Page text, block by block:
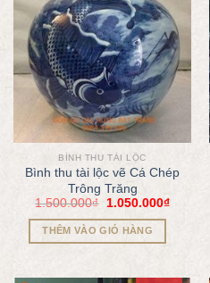
BÌNH THU TÀI LỘC
Bình thu tài lộc vẽ Cá Chép
Trông Trăng
1.500.000₫ 1.050.000₫
THÊM VÀO GIỎ HÀNG